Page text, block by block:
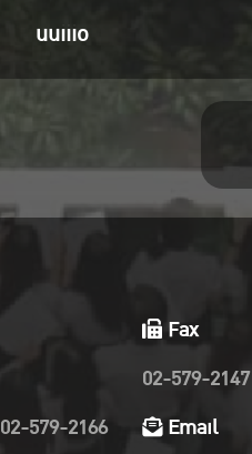
uuiiio
02-579-2166
Fax
02-579-2147
Email